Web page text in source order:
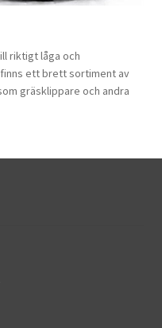
riktigt låga och
ett brett sortiment av
gräsklippare och andra